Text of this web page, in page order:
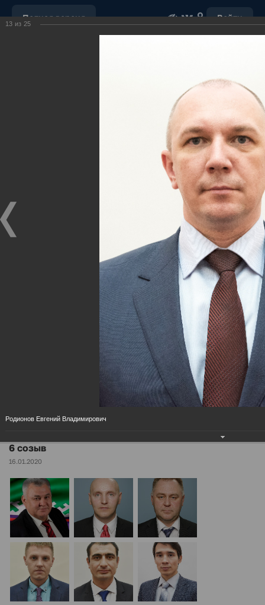
Полная версия Войти
Ханты-Мансийский район,
официальный сайт
Дума района . 6 созыв
6 созыв
16.01.2020
13 из 25
Родионов Евгений Владимирович